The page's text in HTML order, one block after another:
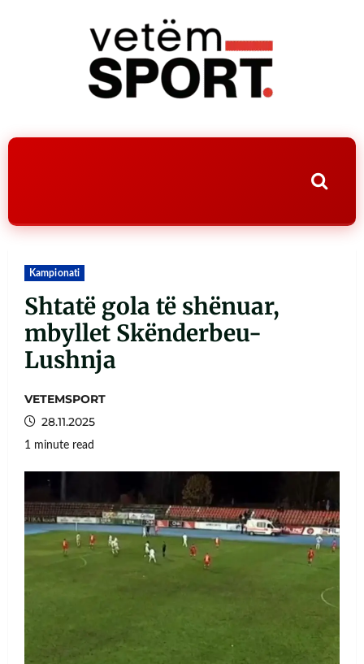
Kampionati
Shtatë gola të shënuar,
mbyllet Skënderbeu-
Lushnja
VETEMSPORT
28.11.2025
1 minute read